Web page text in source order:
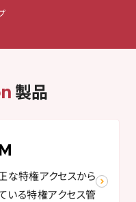
製品
な特権アクセスから
いる特権アクセス管